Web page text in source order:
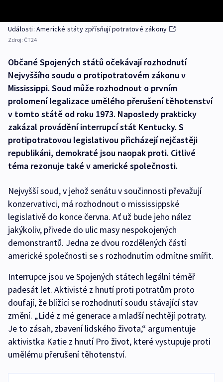
Události: Americké státy zpřísňují potratové zákony
Zdroj: ČT24
Občané Spojených států očekávají rozhodnutí
Nejvyššího soudu o protipotratovém zákonu v
Mississippi. Soud může rozhodnout o prvním
prolomení legalizace umělého přerušení těhotenství
v tomto státě od roku 1973. Naposledy prakticky
zakázal provádění interrupcí stát Kentucky. S
protipotratovou legislativou přicházejí nejčastěji
republikáni, demokraté jsou naopak proti. Citlivé
téma rezonuje také v americké společnosti.
Nejvyšší soud, v jehož senátu v součinnosti převažují
konzervativci, má rozhodnout o mississippské
legislativě do konce června. Ať už bude jeho nález
jakýkoliv, přivede do ulic masy nespokojených
demonstrantů. Jedna ze dvou rozdělených částí
americké společnosti se s rozhodnutím odmítne smířit.
Interrupce jsou ve Spojených státech legální téměř
padesát let. Aktivisté z hnutí proti potratům proto
doufají, že blížící se rozhodnutí soudu stávající stav
změní. „Lidé z mé generace a mladší nechtějí potraty.
Je to zásah, zbavení lidského života,“ argumentuje
aktivistka Katie z hnutí Pro život, které vystupuje proti
umělému přerušení těhotenství.